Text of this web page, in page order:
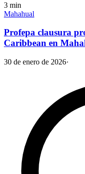
3 min
Mahahual
Profepa clausura
Caribbean en
30 de enero de 2026·